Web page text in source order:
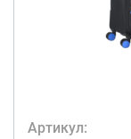
Артикул: